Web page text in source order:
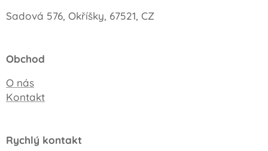
Sadová 576, Okříšky, 67521, CZ
Obchod
O nás
Kontakt
Rychlý kontakt